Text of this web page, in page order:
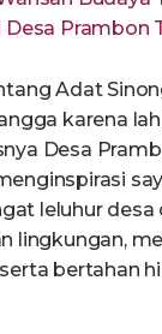
Desa Prambon
Adat
karena
Desa
leluhur desa
lingkungan,
bertahan